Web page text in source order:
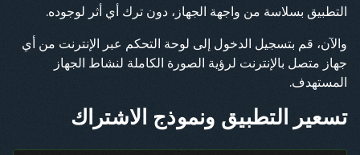
التطبيق بسلاسة من واجهة الجهاز، دون ترك أي أثر لوجوده.
والآن، قم بتسجيل الدخول إلى لوحة التحكم عبر الإنترنت من أي
جهاز متصل بالإنترنت لرؤية الصورة الكاملة لنشاط الجهاز
المستهدف.
تسعير التطبيق ونموذج الاشتراك